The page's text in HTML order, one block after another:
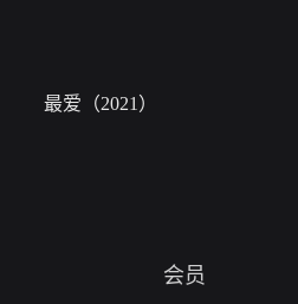
最爱（2021）
会员